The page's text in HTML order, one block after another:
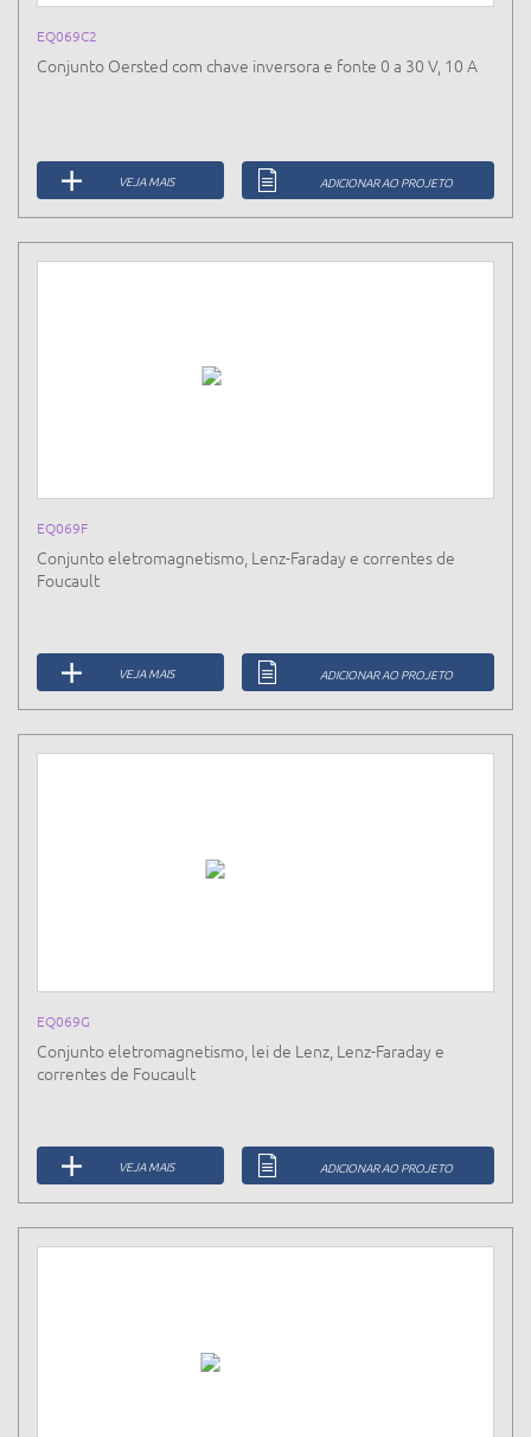
EQ069C2
Conjunto Oersted com chave inversora e fonte 0 a 30 V, 10 A
VEJA MAIS ADICIONAR AO PROJETO
EQ069F
Conjunto eletromagnetismo, Lenz-Faraday e correntes de
Foucault
VEJA MAIS ADICIONAR AO PROJETO
EQ069G
Conjunto eletromagnetismo, lei de Lenz, Lenz-Faraday e
correntes de Foucault
VEJA MAIS ADICIONAR AO PROJETO